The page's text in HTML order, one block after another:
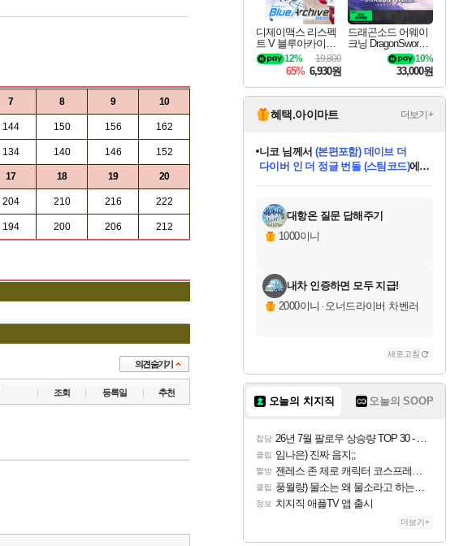
7 8 9 10
144 150 156 162
134 140 146 152
17 18 19 20
204 210 216 222
194 200 206 212
조회 등록일 추천
디제이맥스 리스펙
트 V 블루아카이브
팩 DJMAX RESPE
CT V Blue Archive P
ack DLC
19,800
12%
65% 6,930원
드래곤소드 어웨이
크닝 DragonSword A
10%
33,000원
혜택.아이마트 더보기+
교환.
당첨되셨습니다.
니코님께서 (본편포함) 데이브 더
다이버 인 더 정글 번들 (스팀코드)에
당첨되셨습니다.
당첨되셨습니다.
당첨되셨습니다.
당첨되셨습니다.
당첨되셨습니다.
에디션 (스팀코드)를 교환.
당첨되셨습니다.
대항온 질문 답해주기
1000이니
내차 인증하면 모두 지급!
2000이니 · 오너드라이버 차벤러
새로고침
오늘의 치지직 오늘의 SOOP
잡담 26년 7월 팔로우 상승량 TOP 30 - 월간 치지직
클립 임나은) 진짜 음지;;
짤방 젠레스 존 제로 캐릭터 코스프레한 꽁주
클립 풍월량) 물소는 왜 물소라고 하는거야? 아! 그만 ㅋㅋ 알았어 ㅋㅋ
정보 치지직 애플TV 앱 출시
더보기+